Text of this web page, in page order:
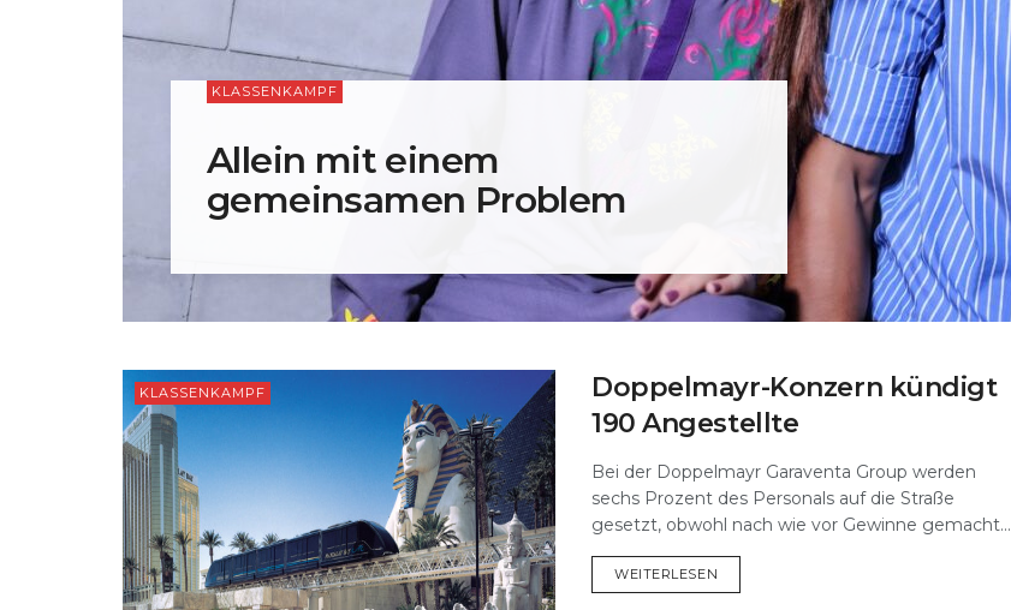
KLASSENKAMPF
Allein mit einem
gemeinsamen Problem
KLASSENKAMPF
Doppelmayr-Konzern kündigt
190 Angestellte
Bei der Doppelmayr Garaventa Group werden
sechs Prozent des Personals auf die Straße
gesetzt, obwohl nach wie vor Gewinne gemacht...
WEITERLESEN